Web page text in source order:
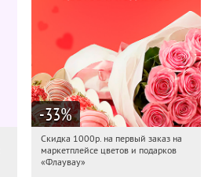
-33%
08:37:48 Получили:
Россия
Скидка 1000р. на первый заказ на
маркетплейсе цветов и подарков
«Флаувау»